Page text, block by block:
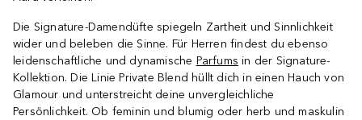
Die Signature-Damendüfte spiegeln Zartheit und Sinnlichkeit
wider und beleben die Sinne. Für Herren findest du ebenso
leidenschaftliche und dynamische Parfums in der Signature-
Kollektion. Die Linie Private Blend hüllt dich in einen Hauch von
Glamour und unterstreicht deine unvergleichliche
Persönlichkeit. Ob feminin und blumig oder herb und maskulin